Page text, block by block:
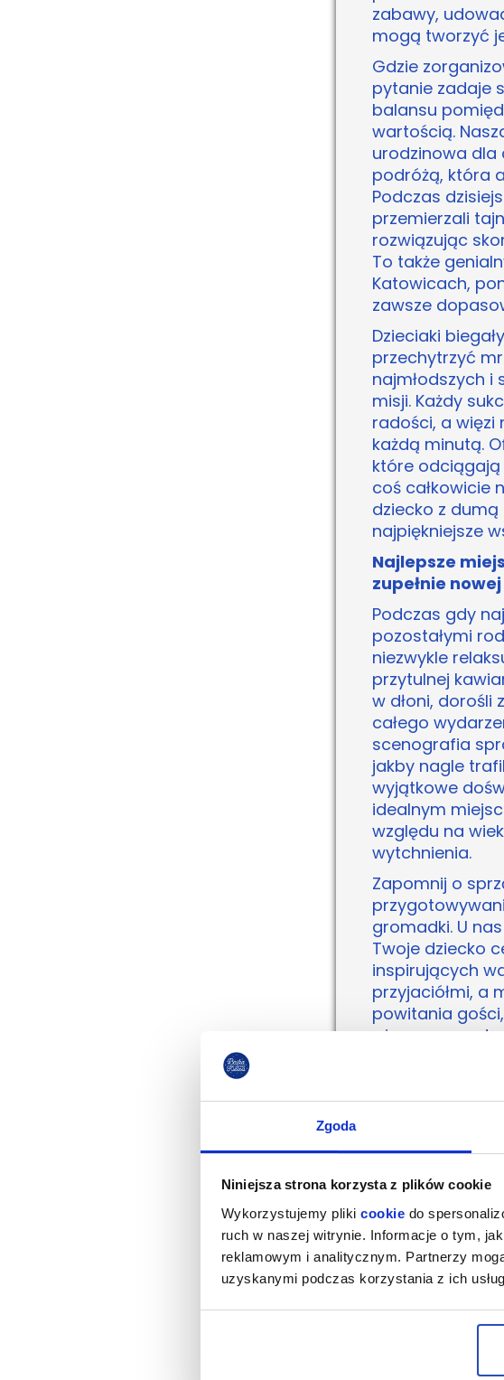
Zgoda
Niniejsza strona korzysta z plików cookie
Wykorzystujemy pliki cookie do
ruch w naszej witrynie. Informacje o tym,
reklamowym i analitycznym. Partnerzy
uzyskanymi podczas korzystania z ich
zabawy,
mogą tworzyć
Gdzie
pytanie zadaje
balansu
wartością.
urodzinowa dla
podróżą, która
Podczas
przemierzali
rozwiązując
To także
Katowicach,
zawsze
Dzieciaki
przechytrzyć
najmłodszych i
misji. Każdy
radości, a więzi
każdą minutą.
które
coś całkowicie
dziecko z
najpiękniejsze
Najlepsze
zupełnie
Podczas gdy
pozostałymi
niezwykle
przytulnej
w dłoni,
całego
scenografia
jakby nagle
wyjątkowe
idealnym
względu na
wytchnienia.
Zapomnij o
gromadki. U
Twoje dziecko
inspirujących
przyjaciółmi, a
powitania
aż po
planowania na
weekendowe
swojemu
własnej,
Przeżyjcie te
radość ze
jakichkolwiek
nami już dziś,
termin na
będzie głośno